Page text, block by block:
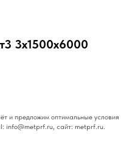
3х1500х6000
и предложим оптимальные условия
info@metprf.ru, сайт: metprf.ru.